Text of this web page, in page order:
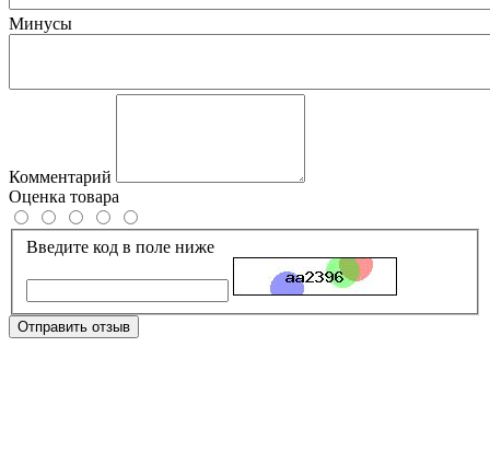
Минусы
Комментарий
Оценка товара
Введите код в поле ниже
Отправить отзыв